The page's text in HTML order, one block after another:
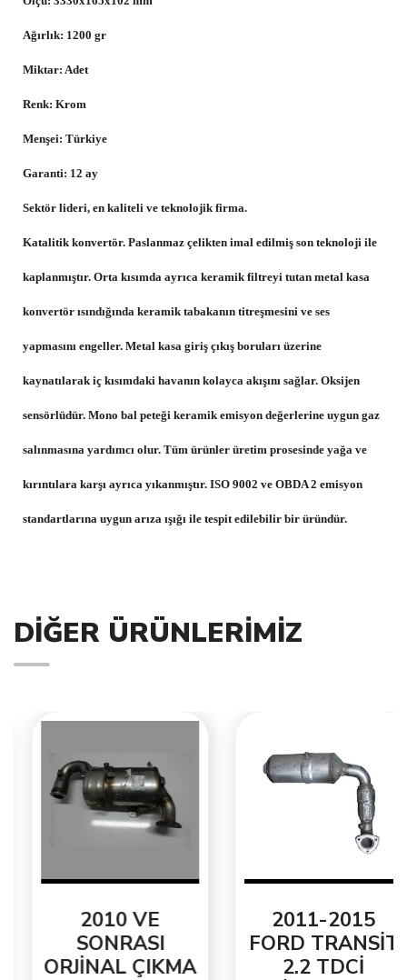
Ağırlık: 1200 gr
Miktar: Adet
Renk: Krom
Menşei: Türkiye
Garanti: 12 ay
Sektör lideri, en kaliteli ve teknolojik firma.
Katalitik konvertör. Paslanmaz çelikten imal edilmiş son teknoloji ile
kaplanmıştır. Orta kısımda ayrıca keramik filtreyi tutan metal kasa
konvertör ısındığında keramik tabakanın titreşmesini ve ses
yapmasını engeller. Metal kasa giriş çıkış boruları üzerine
kaynatılarak iç kısımdaki havanın kolayca akışını sağlar. Oksijen
sensörlüdür. Mono bal peteği keramik emisyon değerlerine uygun gaz
salınmasına yardımcı olur. Tüm ürünler üretim prosesinde yağa ve
kırıntılara karşı ayrıca yıkanmıştır. ISO 9002 ve OBDA 2 emisyon
standartlarına uygun arıza ışığı ile tespit edilebilir bir üründür.
DIĞER ÜRÜNLERIMIZ
2010 VE
SONRASI
ORJİNAL ÇIKMA
2011-2015
FORD TRANSİT
2.2 TDCİ